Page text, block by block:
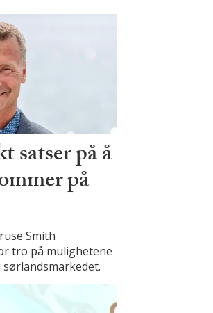
satser på å
på
Smith
tro på mulighetene